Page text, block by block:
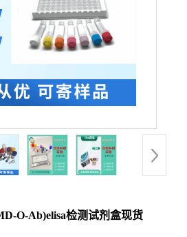
O-Ab)elisa检测试剂盒现货